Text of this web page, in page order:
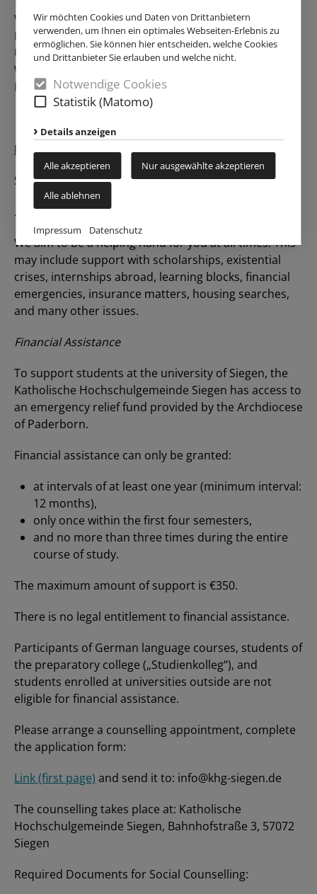
Wir möchten Cookies und Daten von Drittanbietern
verwenden, um Ihnen ein optimales Webseiten-Erlebnis zu
ermöglichen. Sie können hier entscheiden, welche Cookies
und Drittanbieter Sie erlauben und welche nicht.
Notwendige Cookies
Statistik (Matomo)
Details anzeigen
Alle akzeptieren Nur ausgewählte akzeptieren
Alle ablehnen
Impressum Datenschutz
Vor allem ausländische Studierende erhalten auf der
Homepage des International Student Affairs (ISA) der
Uni wertvolle Tipps und Informationen für z.B.
Wohnungssuche, Krankenversicherungen,
Finanzprobleme.
In English
Social Counselling and Financial Assistance
Social Counselling
We aim to be a helping hand for you at all times. This
may include support with scholarships, existential
crises, internships abroad, learning blocks, financial
emergencies, insurance matters, housing searches,
and many other issues.
Financial Assistance
To support students at the university of Siegen, the
Katholische Hochschulgemeinde Siegen has access to
an emergency relief fund provided by the Archdiocese
of Paderborn.
Financial assistance can only be granted:
at intervals of at least one year (minimum interval:
12 months),
only once within the first four semesters,
and no more than three times during the entire
course of study.
The maximum amount of support is €350.
There is no legal entitlement to financial assistance.
Participants of German language courses, students of
the preparatory college („Studienkolleg“), and
students enrolled at universities outside are not
eligible for financial assistance.
Please arrange a counselling appointment, complete
the application form:
Link (first page) and send it to: info@khg-siegen.de
The counselling takes place at: Katholische
Hochschulgemeinde Siegen, Bahnhofstraße 3, 57072
Siegen
Required Documents for Social Counselling: